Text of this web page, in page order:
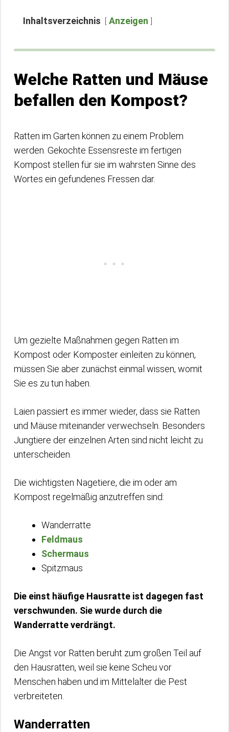
Inhaltsverzeichnis Anzeigen
Welche Ratten und Mäuse
befallen den Kompost?
Ratten im Garten können zu einem Problem
werden. Gekochte Essensreste im fertigen
Kompost stellen für sie im wahrsten Sinne des
Wortes ein gefundenes Fressen dar.
Um gezielte Maßnahmen gegen Ratten im
Kompost oder Komposter einleiten zu können,
müssen Sie aber zunächst einmal wissen, womit
Sie es zu tun haben.
Laien passiert es immer wieder, dass sie Ratten
und Mäuse miteinander verwechseln. Besonders
Jungtiere der einzelnen Arten sind nicht leicht zu
unterscheiden.
Die wichtigsten Nagetiere, die im oder am
Kompost regelmäßig anzutreffen sind:
Wanderratte
Feldmaus
Schermaus
Spitzmaus
Die einst häufige Hausratte ist dagegen fast
verschwunden. Sie wurde durch die
Wanderratte verdrängt.
Die Angst vor Ratten beruht zum großen Teil auf
den Hausratten, weil sie keine Scheu vor
Menschen haben und im Mittelalter die Pest
verbreiteten.
Wanderratten